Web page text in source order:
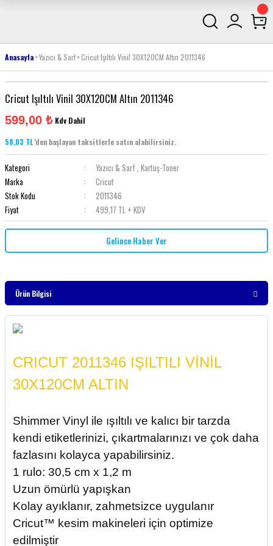
Anasayfa Yazıcı & Sarf Cricut Işıltılı Vinil 30X120CM Altın 2011346
Cricut Işıltılı Vinil 30X120CM Altın 2011346
599,00 ₺ Kdv Dahil
58,03 TL'den başlayan taksitlerle satın alabilirsiniz.
Kategori Yazıcı & Sarf , Kartuş-Toner
Marka
Cricut
Stok Kodu
2011346
Fiyat
499,17 TL + KDV
Gelince Haber Ver
Ürün Bilgisi
CRICUT 2011346 IŞILTILI VİNİL
30X120CM ALTIN
Shimmer Vinyl ile ışıltılı ve kalıcı bir tarzda
kendi etiketlerinizi, çıkartmalarınızı ve çok daha
fazlasını kolayca yapabilirsiniz.
1 rulo: 30,5 cm x 1,2 m
Uzun ömürlü yapışkan
Kolay ayıklanır, zahmetsizce uygulanır
Cricut™ kesim makineleri için optimize
edilmiştir